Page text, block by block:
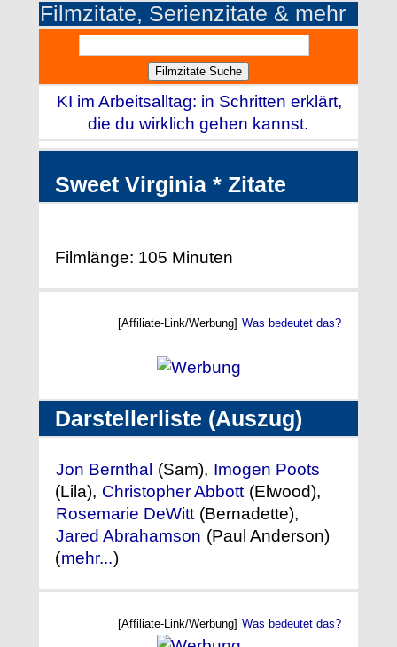
Filmzitate, Serienzitate & mehr
KI im Arbeitsalltag: in Schritten erklärt,
die du wirklich gehen kannst.
Sweet Virginia * Zitate
Filmlänge: 105 Minuten
[Affiliate-Link/Werbung] Was bedeutet das?
Darstellerliste (Auszug)
Jon Bernthal (Sam), Imogen Poots
(Lila), Christopher Abbott (Elwood),
Rosemarie DeWitt (Bernadette),
Jared Abrahamson (Paul Anderson)
(mehr...)
[Affiliate-Link/Werbung] Was bedeutet das?